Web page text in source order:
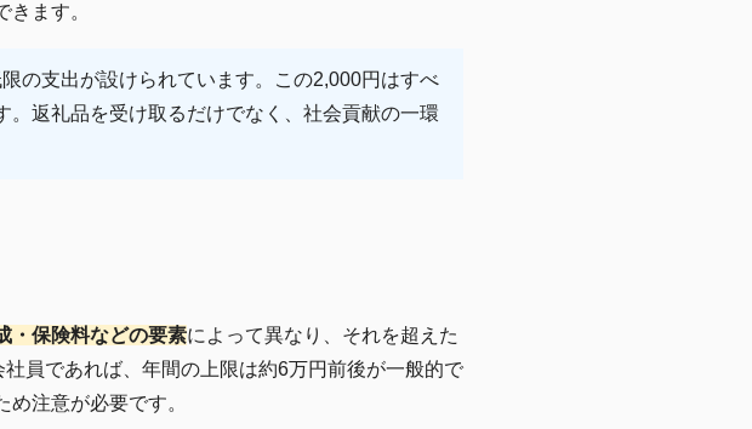
ます。
の支出が設けられています。この2,000円はすべ
返礼品を受け取るだけでなく、社会貢献の一環
・保険料などの要素によって異なり、それを超えた
員であれば、年間の上限は約6万円前後が一般的で
注意が必要です。